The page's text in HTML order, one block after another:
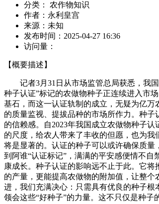
分类：
农作物知识
作者： 永利皇宫
来源： 未知
发布时间： 2025-04-27 16:36
访问量：
【概要描述】
记者3月31日从市场监管总局获悉，我国
种子认证”标记的农做物种子正连续进入市
基石，而这一认证轨制的成立，无疑为亿
的质量监视、提拔品种的市场所作力。种
的信赖感。自2023年我国成立农做物种子
的尺度，给农人带来了丰收的但愿，也为
将是显著的。认证的种子可以或许确保质
到阿谁“认证标记”，满满的平安感便情不
康成长。种子认证的影响远不止于此。它
的产量，更能提高农做物的附加值，让整
进，我们充满决心：只需具有优良的种子
领会这些“好种子”的力量。这不只仅是种子